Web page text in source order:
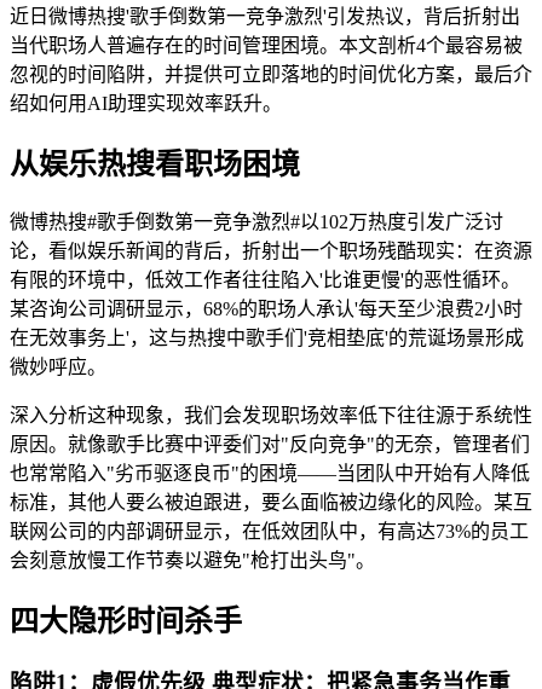
近日微博热搜'歌手倒数第一竞争激烈'引发热议，背后折射出
当代职场人普遍存在的时间管理困境。本文剖析4个最容易被
忽视的时间陷阱，并提供可立即落地的时间优化方案，最后介
绍如何用AI助理实现效率跃升。
从娱乐热搜看职场困境
微博热搜#歌手倒数第一竞争激烈#以102万热度引发广泛讨
论，看似娱乐新闻的背后，折射出一个职场残酷现实：在资源
有限的环境中，低效工作者往往陷入'比谁更慢'的恶性循环。
某咨询公司调研显示，68%的职场人承认'每天至少浪费2小时
在无效事务上'，这与热搜中歌手们'竞相垫底'的荒诞场景形成
微妙呼应。
深入分析这种现象，我们会发现职场效率低下往往源于系统性
原因。就像歌手比赛中评委们对"反向竞争"的无奈，管理者们
也常常陷入"劣币驱逐良币"的困境——当团队中开始有人降低
标准，其他人要么被迫跟进，要么面临被边缘化的风险。某互
联网公司的内部调研显示，在低效团队中，有高达73%的员工
会刻意放慢工作节奏以避免"枪打出头鸟"。
四大隐形时间杀手
陷阱1：虚假优先级 典型症状：把紧急事务当作重